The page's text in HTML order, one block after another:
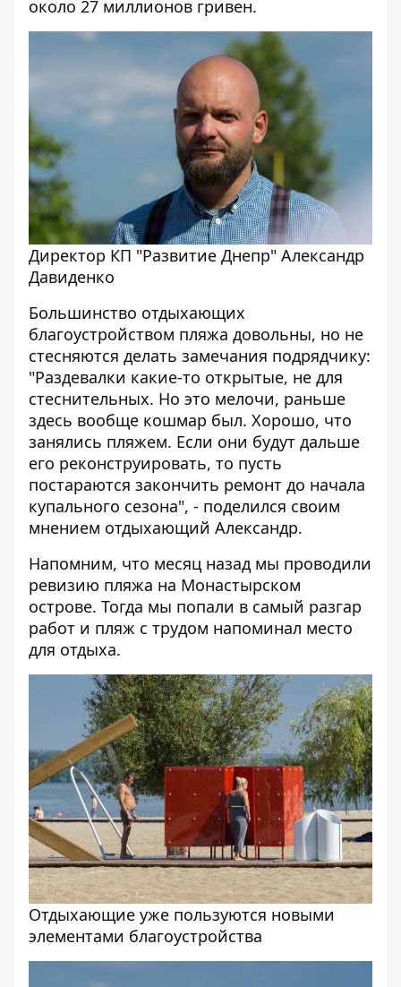
около 27 миллионов гривен.
Директор КП "Развитие Днепр" Александр
Давиденко
Большинство отдыхающих
благоустройством пляжа довольны, но не
стесняются делать замечания подрядчику:
"Раздевалки какие-то открытые, не для
стеснительных. Но это мелочи, раньше
здесь вообще кошмар был. Хорошо, что
занялись пляжем. Если они будут дальше
его реконструировать, то пусть
постараются закончить ремонт до начала
купального сезона", - поделился своим
мнением отдыхающий Александр.
Напомним, что месяц назад мы проводили
ревизию пляжа на Монастырском
острове. Тогда мы попали в самый разгар
работ и пляж с трудом напоминал место
для отдыха.
Отдыхающие уже пользуются новыми
элементами благоустройства